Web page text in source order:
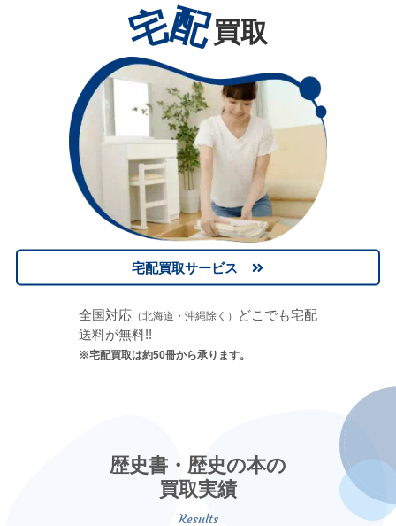
宅配買取
宅配買取サービス
全国対応 （北海道・沖縄除く）
どこでも宅配
送料が無料!!
※宅配買取は約50冊から承ります。
歴史書・歴史の本の
買取実績